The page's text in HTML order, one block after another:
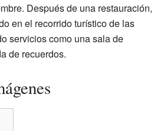
Después de una restauración,
en el recorrido turístico de las
servicios como una sala de
de recuerdos.